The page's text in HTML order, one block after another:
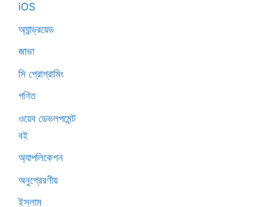
iOS
অ্যান্ড্রয়েড
জাভা
সি প্রোগ্রামিং
গণিত
ওয়েব ডেভলপমেন্ট
বই
অ্যাপলিকেশন
অনুপ্রেরণীয়
ইসলাম